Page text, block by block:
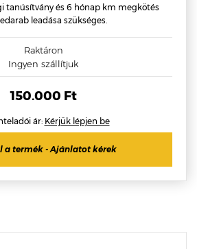
tanúsítvány és 6 hónap km megkötés
leadása szükséges.
Raktáron
Ingyen szállítjuk
150.000 Ft
ár: Kérjük lépjen be
a termék - Ajánlatot kérek